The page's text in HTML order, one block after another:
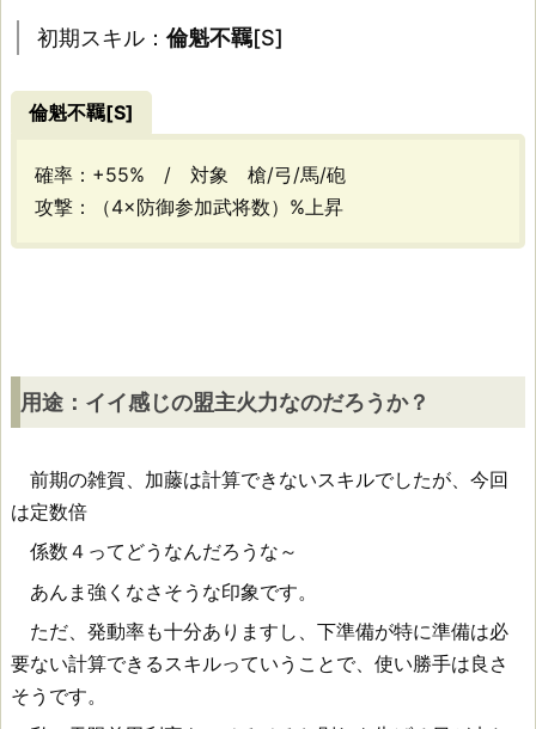
倫
不
途：
イ
イ
感
じ
盟
主
初期スキル：倫魁不羈[S]
倫魁不羈[S]
確率：+55% / 対象 槍/弓/馬/砲
攻撃：（4×防御参加武将数）%上昇
用途：イイ感じの盟主火力なのだろうか？
前期の雑賀、加藤は計算できないスキルでしたが、今回
は定数倍
係数４ってどうなんだろうな～
あんま強くなさそうな印象です。
ただ、発動率も十分ありますし、下準備が特に準備は必
要ない計算できるスキルっていうことで、使い勝手は良さ
そうです。